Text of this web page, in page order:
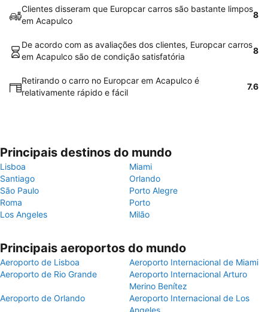
Clientes disseram que Europcar carros são bastante limpos
em Acapulco
8
De acordo com as avaliações dos clientes, Europcar carros
em Acapulco são de condição satisfatória
8
Retirando o carro no Europcar em Acapulco é
relativamente rápido e fácil
7.6
Principais destinos do mundo
Lisboa
Miami
Santiago
Orlando
São Paulo
Porto Alegre
Roma
Porto
Los Angeles
Milão
Principais aeroportos do mundo
Aeroporto de Lisboa
Aeroporto Internacional de Miami
Aeroporto de Rio Grande
Aeroporto Internacional Arturo
Merino Benítez
Aeroporto de Orlando
Aeroporto Internacional de Los
Angeles